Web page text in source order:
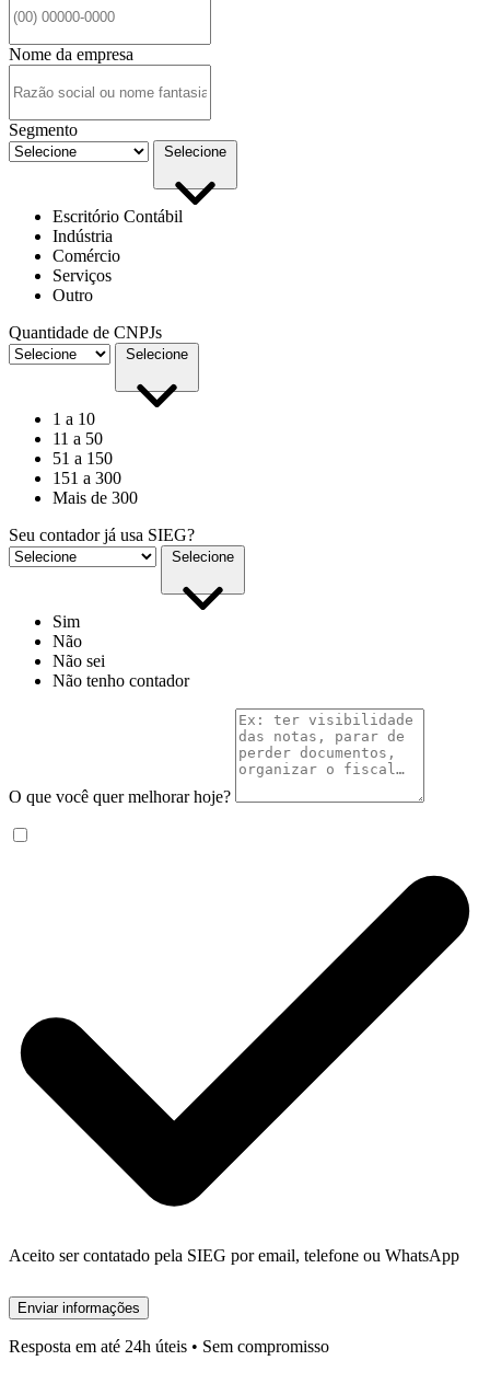
Nome da empresa
Segmento
Selecione
Escritório Contábil
Indústria
Comércio
Serviços
Outro
Quantidade de CNPJs
Selecione
1 a 10
11 a 50
51 a 150
151 a 300
Mais de 300
Seu contador já usa SIEG?
Selecione
Sim
Não
Não sei
Não tenho contador
O que você quer melhorar hoje?
Aceito ser contatado pela SIEG por email, telefone ou WhatsApp
Enviar informações
Resposta em até 24h úteis • Sem compromisso